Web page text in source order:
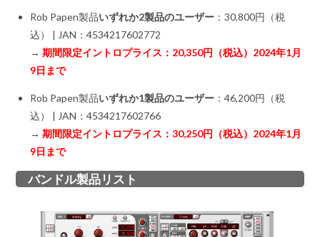
Rob Papen製品いずれか2製品のユーザー ：30,800円（税
込） | JAN：4534217602772
→期間限定イントロプライス：20,350円（税込）2024年1月
9日まで
Rob Papen製品いずれか1製品のユーザー ：46,200円（税
込） | JAN：4534217602766
→期間限定イントロプライス：30,250円（税込）2024年1月
9日まで
バンドル製品リスト